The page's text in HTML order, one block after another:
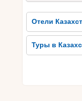
Отели
Туры в